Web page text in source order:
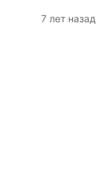
7 лет назад